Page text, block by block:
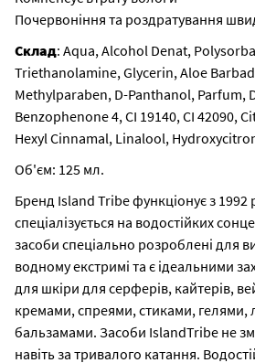
Почервоніння та роздратування
Склад: Aqua, Alcohol Denat,
Triethanolamine, Glycerin, Aloe
Methylparaben, D-Panthanol, Parfum,
Benzophenone 4, CI 19140, CI 42090,
Hexyl Cinnamal, Linalool,
Об'єм: 125 мл.
Бренд Island Tribe функціонує з 1992
спеціалізується на водостійких
засоби спеціально розроблені для
водному екстримі та є ідеальними
для шкіри для серферів, кайтерів,
кремами, спреями, стиками, гелями,
бальзамами. Засоби IslandTribe не
навіть за тривалого катання.